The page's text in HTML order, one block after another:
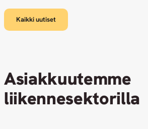
Kaikki uutiset
Asiakkuutemme
liikennesektorilla